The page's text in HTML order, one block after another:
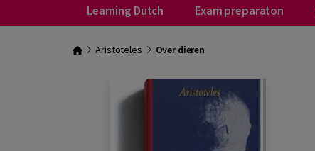
Learning Dutch Exam preparaton
Aristoteles Over dieren